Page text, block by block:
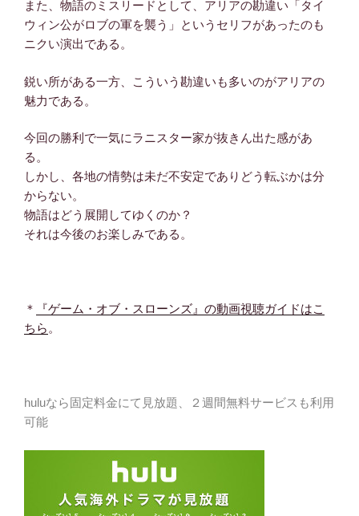
また、物語のミスリードとして、アリアの勘違い「タイ
ウィン公がロブの軍を襲う」というセリフがあったのも
ニクい演出である。
鋭い所がある一方、こういう勘違いも多いのがアリアの
魅力である。
今回の勝利で一気にラニスター家が抜きん出た感があ
る。
しかし、各地の情勢は未だ不安定でありどう転ぶかは分
からない。
物語はどう展開してゆくのか？
それは今後のお楽しみである。
＊
『ゲーム・オブ・スローンズ』の動画視聴ガイドはこ
ちら 。
huluなら固定料金にて見放題、２週間無料サービスも利用
可能